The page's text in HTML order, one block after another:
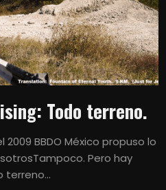
Todo terreno.
BBDO México propuso lo
Pero hay
terreno...